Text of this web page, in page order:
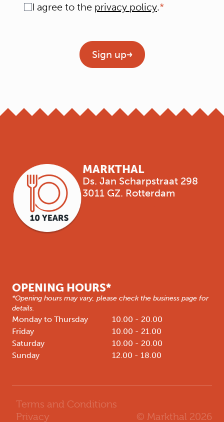
Consent
I agree to the privacy policy.
Sign up
MARKTHAL
Ds. Jan Scharpstraat 298
3011 GZ. Rotterdam
OPENING HOURS*
*Opening hours may vary, please check the business page for
details.
Monday to Thursday
10.00 - 20.00
Friday
10.00 - 21.00
Saturday
10.00 - 20.00
Sunday
12.00 - 18.00
Terms and Conditions
Privacy
© Markthal 2026